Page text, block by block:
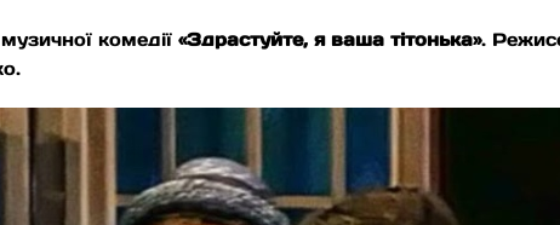
комедії«Здрастуйте, я ваша тітонька».